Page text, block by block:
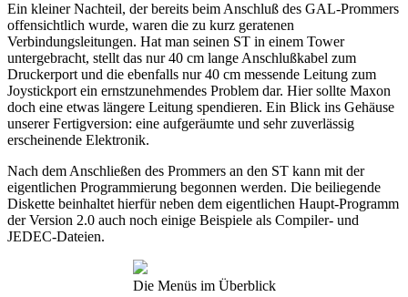
Ein kleiner Nachteil, der bereits beim Anschluß des GAL-Prommers
offensichtlich wurde, waren die zu kurz geratenen
Verbindungsleitungen. Hat man seinen ST in einem Tower
untergebracht, stellt das nur 40 cm lange Anschlußkabel zum
Druckerport und die ebenfalls nur 40 cm messende Leitung zum
Joystickport ein ernstzunehmendes Problem dar. Hier sollte Maxon
doch eine etwas längere Leitung spendieren. Ein Blick ins Gehäuse
unserer Fertigversion: eine aufgeräumte und sehr zuverlässig
erscheinende Elektronik.
Nach dem Anschließen des Prommers an den ST kann mit der
eigentlichen Programmierung begonnen werden. Die beiliegende
Diskette beinhaltet hierfür neben dem eigentlichen Haupt-Programm
der Version 2.0 auch noch einige Beispiele als Compiler- und
JEDEC-Dateien.
Die Menüs im Überblick